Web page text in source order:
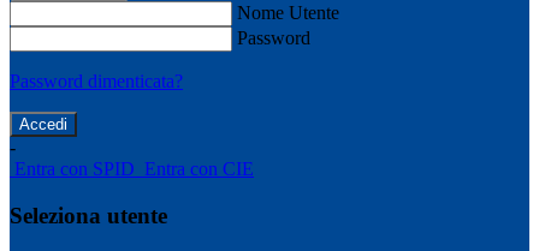
Nome Utente
Password
Password dimenticata?
-
Entra con SPID Entra con CIE
Seleziona utente